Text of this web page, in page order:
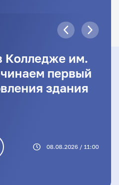
Колледже им.
первый
здания
08.08.2026 / 11:00